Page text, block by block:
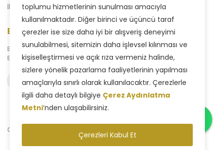
İletişim
E-Bülten Aboneliği
Bizden haberdar olmak için
E-Bülten sistemimize abone olabilirsiniz.
Abone ol
Copyright © 2025 Liven Concept - Tüm Hakları Saklıdır.
toplumu hizmetlerinin sunulması amacıyla
kullanılmaktadır. Diğer birinci ve üçüncü taraf
çerezler ise size daha iyi bir alışveriş deneyimi
sunulabilmesi, sitemizin daha işlevsel kılınması ve
kişiselleştirmesi ve açık rıza vermeniz halinde,
sizlere yönelik pazarlama faaliyetlerinin yapılması
amaçlarıyla sınırlı olarak kullanılacaktır. Çerezlerle
ilgili daha detaylı bilgiye Çerez Aydınlatma
Metni’nden ulaşabilirsiniz.
Çerezleri Kabul Et